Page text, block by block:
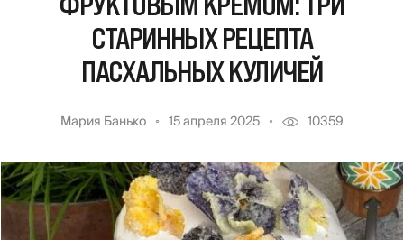
СТАРИННЫХ РЕЦЕПТА
ПАСХАЛЬНЫХ КУЛИЧЕЙ
Мария Банько 15 апреля 2025 10359